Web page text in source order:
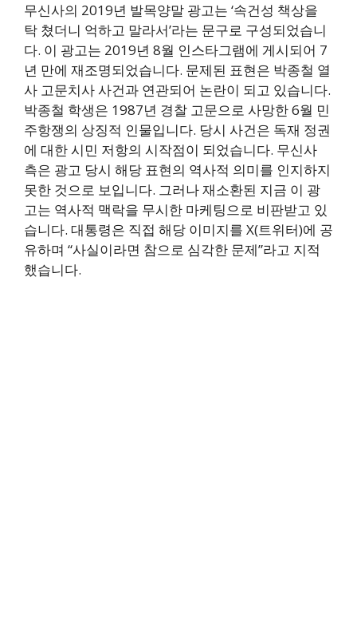
무신사의 2019년 발목양말 광고는 ‘속건성 책상을
탁 쳤더니 억하고 말라서’라는 문구로 구성되었습니
다. 이 광고는 2019년 8월 인스타그램에 게시되어 7
년 만에 재조명되었습니다. 문제된 표현은 박종철 열
사 고문치사 사건과 연관되어 논란이 되고 있습니다.
박종철 학생은 1987년 경찰 고문으로 사망한 6월 민
주항쟁의 상징적 인물입니다. 당시 사건은 독재 정권
에 대한 시민 저항의 시작점이 되었습니다. 무신사
측은 광고 당시 해당 표현의 역사적 의미를 인지하지
못한 것으로 보입니다. 그러나 재소환된 지금 이 광
고는 역사적 맥락을 무시한 마케팅으로 비판받고 있
습니다. 대통령은 직접 해당 이미지를 X(트위터)에 공
유하며 “사실이라면 참으로 심각한 문제”라고 지적
했습니다.